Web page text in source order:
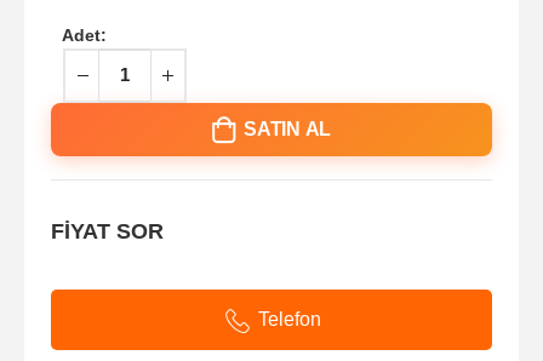
Adet:
SATIN AL
FİYAT SOR
Telefon